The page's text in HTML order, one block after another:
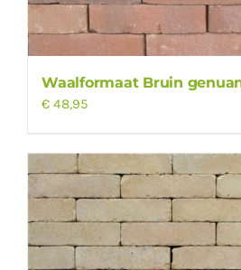
Waalformaat Bruin
€ 48,95